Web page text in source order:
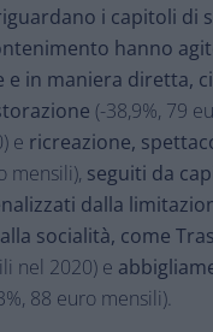
i capitoli di
hanno
e in maniera diretta,
(-38,9%, 79
e ricreazione,
mensili), seguiti da
dalla
socialità, come
nel 2020) e
88 euro mensili).